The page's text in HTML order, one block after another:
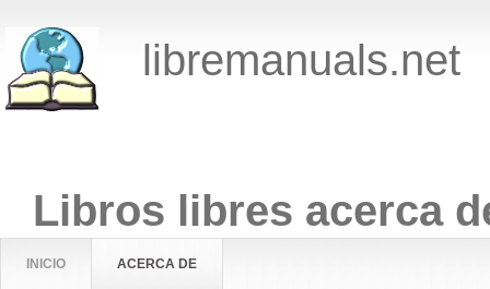
libremanuals.net
Libros libres acerca
INICIO ACERCA DE